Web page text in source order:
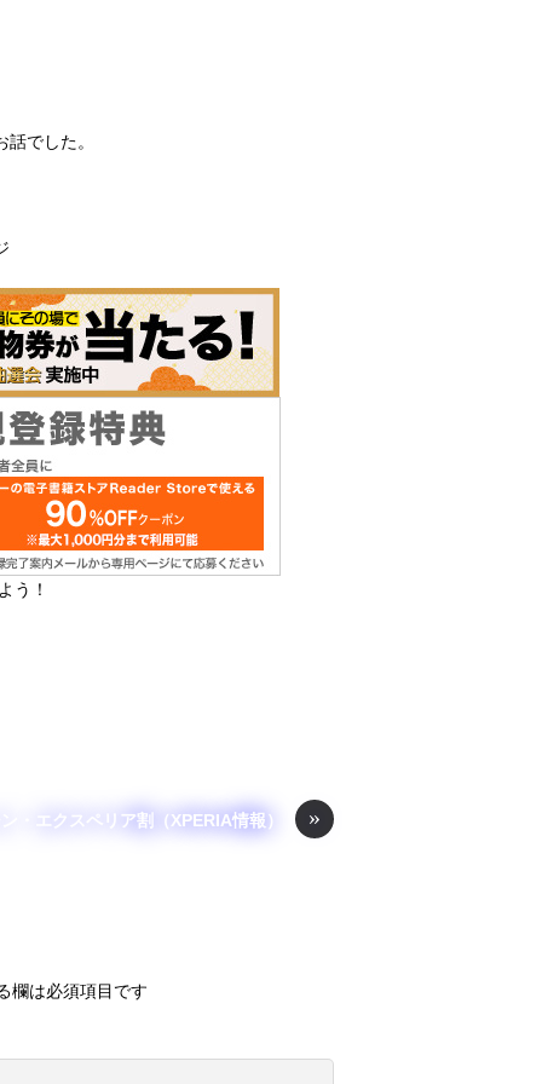
でした。
う！
»
・エクスペリア割（XPERIA情報）
欄は必須項目です